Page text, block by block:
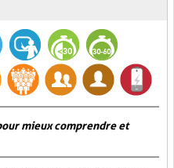
mieux comprendre et